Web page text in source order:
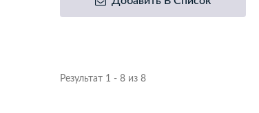
Результат 1 - 8 из 8